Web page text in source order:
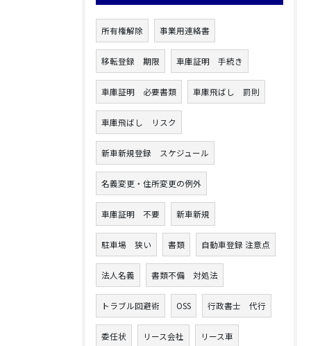
所有権解除 事業用連絡書
移転登録 期限 車庫証明 手続き
車庫証明 必要書類 車庫飛ばし 罰則
車庫飛ばし リスク
新車新規登録 スケジュール
名義変更・住所変更の例外
車庫証明 不要 新車新規
駐車場 狭い 書類 自動車登録 注意点
法人名義 書類不備 対処法
トラブル回避術 OSS 行政書士 代行
委任状 リース会社 リース車